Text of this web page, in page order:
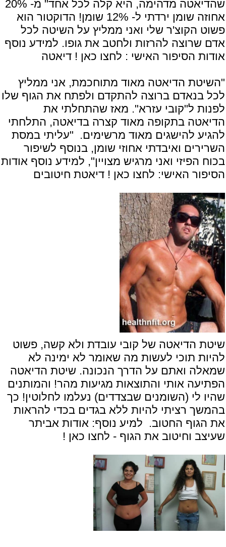
שהדיאטה מדהימה, היא קלה לכל אחד" מ- 20%
אחוזה שומן ירדתי ל- 12% שומן! הדוקטור הוא
פשוט הקוצ'ר שלי ואני ממליץ על השיטה לכל
אדם שרוצה להרזות ולחטב את גופו. למידע נוסף
אודות הסיפור האישי : לחצו כאן ! דיאטה
"השיטת הדיאטה מאוד מתוחכמת, אני ממליץ
לכל בנאדם ברוצה להתקדם ולפתח את הגוף שלו
לפנות ל"קובי עזרא". מאז שהתחלתי את
הדיאטה בתקופה מאוד קצרה בדיאטה, התלחתי
להגיע להישגים מאוד מרשימים. "עליתי במסת
השרירים ואיבדתי אחוזי שומן, בנוסף לשיפור
בכוח הפיזי ואני מרגיש מצויין", למידע נוסף אודות
הסיפור האישי: לחצו כאן ! דיאטת חיטובים
שיטת הדיאטה של קובי עובדת ולא קשה, פשוט
להיות תוכי לעשות מה שאומר לא ימינה לא
שמאלה ואתם על הדרך הנכונה. שיטת הדיאטה
הפתיעה אותי והתוצאות מגיעות מהר! והמותנים
שהיו לי (השומנים שבצדדים) נעלמו לחלוטין! כך
בהמשך רציתי להיות ללא בגדים בכדי להראות
את הגוף החטוב. למיע נוסף: אודות אביתר
שעיצב וחיטוב את הגוף - לחצו כאן !